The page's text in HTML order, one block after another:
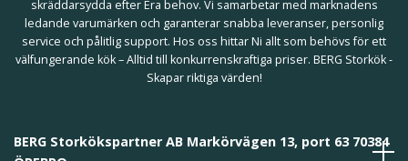
skräddarsydda efter Era behov. Vi samarbetar med marknadens
ledande varumärken och garanterar snabba leveranser, personlig
service och pålitlig support. Hos oss hittar Ni allt som behövs för ett
välfungerande kök – Alltid till konkurrenskraftiga priser. BERG Storkök -
Skapar riktiga värden!
BERG Storkökspartner AB Markörvägen 13, port 63 70384